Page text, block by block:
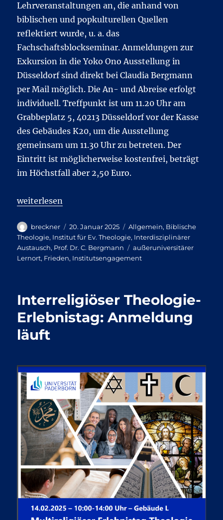
Lehrveranstaltungen an, die anhand von
biblischen und popkulturellen Quellen
reflektiert wurde, u. a. das
Fachschaftsblockseminar. Anmeldungen zur
Exkursion in die Yoko Ono Ausstellung in
Düsseldorf sind direkt bei Claudia Bergmann
per Mail möglich. Die An- und Abreise erfolgt
individuell. Treffpunkt ist um 11.20 Uhr am
Grabbeplatz 5, 40213 Düsseldorf vor der Kasse
des Gebäudes K20, um die Ausstellung
gemeinsam um 11.30 Uhr zu betreten. Der
Eintritt ist möglicherweise kostenfrei, beträgt
im Höchstfall aber 2,50 Euro.
„Popkulturelle und biblische Wege zum Frieden
weiterlesen
Autor
breckner
Veröffentlicht
am
20. Januar 2025 Kategorien
Allgemein, Biblische
Theologie, Institut für Ev. Theologie, Interdisziplinärer
Austausch, Prof. Dr. C. Bergmann Schlagwörter
außeruniversitärer
Lernort, Frieden, Institutsengagement
Interreligiöser Theologie-
Erlebnistag: Anmeldung
läuft